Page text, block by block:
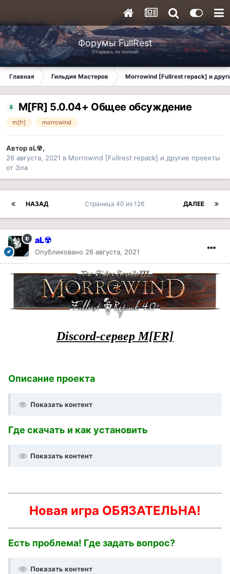
Форумы FullRest
Оторвись по полной!
Главная Гильдия Мастеров Morrowind [Fullrest repack] и
M[FR] 5.0.04+ Общее обсуждение
m[fr] morrowind
АвторaL☢,
26 августа, 2021 в Morrowind [Fullrest repack] и другие проекты
от Эла
НАЗАД ДАЛЕЕ
Страница 40 из 126
aL☢
Опубликовано 26 августа, 2021
Discord-сервер M[FR]
Описание проекта
Показать контент
Где скачать и как установить
Показать контент
Новая игра ОБЯЗАТЕЛЬНА!
Есть проблема! Где задать вопрос?
Показать контент